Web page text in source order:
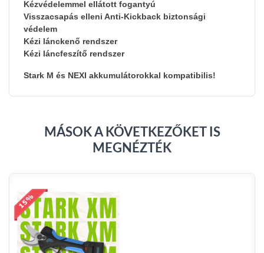
Kézvédelemmel ellátott fogantyú
Visszacsapás elleni Anti-Kickback biztonsági
védelem
Kézi lánckenő rendszer
Kézi láncfeszítő rendszer
Stark M és NEXI akkumulátorokkal kompatibilis!
MÁSOK A KÖVETKEZŐKET IS
MEGNÉZTÉK